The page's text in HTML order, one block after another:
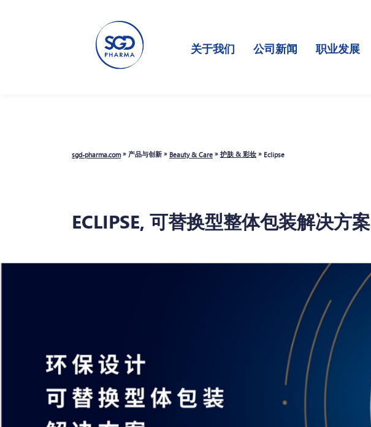
关于我们 公司新闻 职业发展
sgd-pharma.com» 产品与创新 » Beauty & Care » 护肤 & 彩妆 » Eclipse
ECLIPSE, 可替换型整体包装解决方案